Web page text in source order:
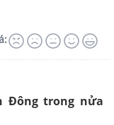
Đông trong nửa